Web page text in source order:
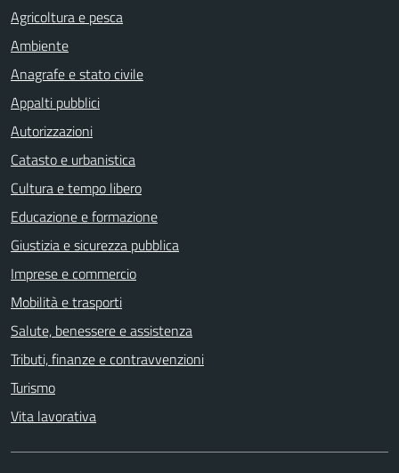
Agricoltura e pesca
Ambiente
Anagrafe e stato civile
Appalti pubblici
Autorizzazioni
Catasto e urbanistica
Cultura e tempo libero
Educazione e formazione
Giustizia e sicurezza pubblica
Imprese e commercio
Mobilità e trasporti
Salute, benessere e assistenza
Tributi, finanze e contravvenzioni
Turismo
Vita lavorativa